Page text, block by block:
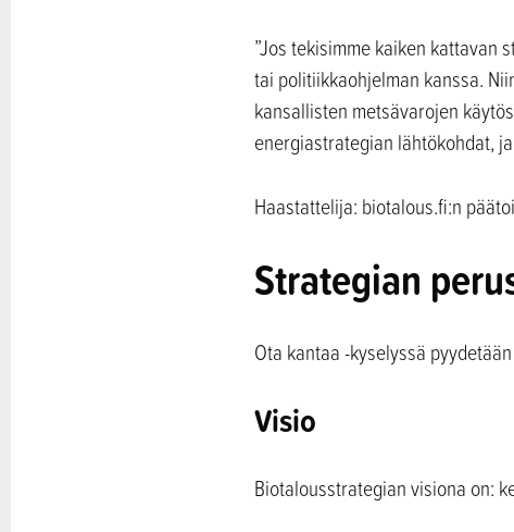
”Jos tekisimme kaiken kattavan
tai politiikkaohjelman kanssa.
kansallisten metsävarojen
energiastrategian lähtökohdat,
Haastattelija: biotalous.fi:n
Strategian
Ota kantaa -kyselyssä
Visio
Biotalousstrategian visiona on: